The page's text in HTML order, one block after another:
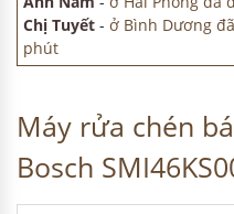
Chị Tuyết - ở Bình Dương
phút
Máy rửa chén
Bosch